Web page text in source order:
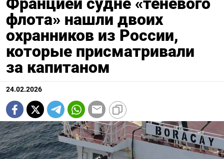
флота» нашли двоих
охранников из России,
которые присматривали
за капитаном
24.02.2026